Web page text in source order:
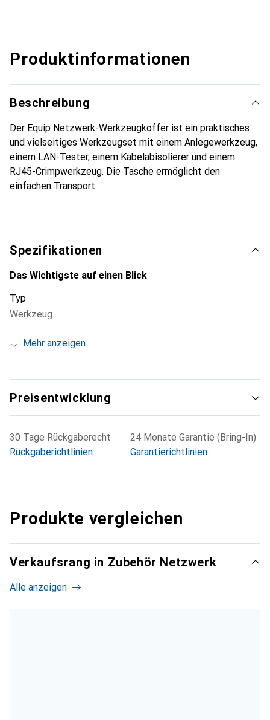
Produktinformationen
Beschreibung
Der Equip Netzwerk-Werkzeugkoffer ist ein praktisches
und vielseitiges Werkzeugset mit einem Anlegewerkzeug,
einem LAN-Tester, einem Kabelabisolierer und einem
RJ45-Crimpwerkzeug. Die Tasche ermöglicht den
einfachen Transport.
Spezifikationen
Das Wichtigste auf einen Blick
Typ
Werkzeug
Mehr anzeigen
Preisentwicklung
30 Tage Rückgaberecht
Rückgaberichtlinien
24 Monate Garantie (Bring-In)
Garantierichtlinien
Produkte vergleichen
Verkaufsrang in Zubehör Netzwerk
Alle anzeigen